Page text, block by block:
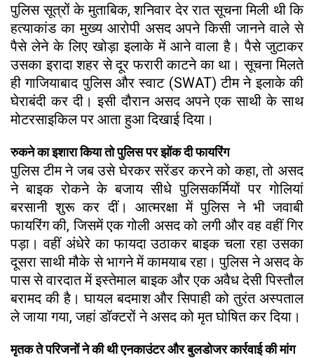
पुलिस सूत्रों के मुताबिक, शनिवार देर रात सूचना मिली थी कि
हत्याकांड का मुख्य आरोपी असद अपने किसी जानने वाले से
पैसे लेने के लिए खोड़ा इलाके में आने वाला है। पैसे जुटाकर
उसका इरादा शहर से दूर फरारी काटने का था। सूचना मिलते
ही गाजियाबाद पुलिस और स्वाट (SWAT) टीम ने इलाके की
घेराबंदी कर दी। इसी दौरान असद अपने एक साथी के साथ
मोटरसाइकिल पर आता हुआ दिखाई दिया।
रुकने का इशारा किया तो पुलिस पर झोंक दी फायरिंग
पुलिस टीम ने जब उसे घेरकर सरेंडर करने को कहा, तो असद
ने बाइक रोकने के बजाय सीधे पुलिसकर्मियों पर गोलियां
बरसानी शुरू कर दीं। आत्मरक्षा में पुलिस ने भी जवाबी
फायरिंग की, जिसमें एक गोली असद को लगी और वह वहीं गिर
पड़ा। वहीं अंधेरे का फायदा उठाकर बाइक चला रहा उसका
दूसरा साथी मौके से भागने में कामयाब रहा। पुलिस ने असद के
पास से वारदात में इस्तेमाल बाइक और एक अवैध देसी पिस्तौल
बरामद की है। घायल बदमाश और सिपाही को तुरंत अस्पताल
ले जाया गया, जहां डॉक्टरों ने असद को मृत घोषित कर दिया।
मृतक ते परिजनों ने की थी एनकाउंटर और बुलडोजर कार्रवाई की मांग